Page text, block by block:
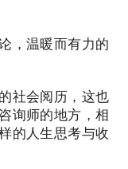
潜意识想要传递
复或记忆犹新的
这一次我们带您
密与情感回应程
修复，增进伴侣
获以下信息：了
考；了解自己和
心灵的最深处，
藏；
戏，去过很多地
发育。触摸沙子
玩具又可以促进
又会促进大脑的
力。翻动沙子就
，温暖而有力的
社会阅历，这也
询师的地方，相
的人生思考与收